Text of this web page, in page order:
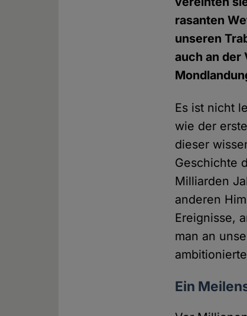
rasanten
unseren
auch an
Es ist nicht
wie der
dieser
Geschichte
Milliarden
anderen
Ereignisse,
man an
Ein